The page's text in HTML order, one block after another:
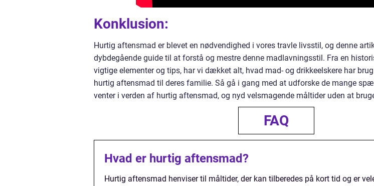
Konklusion:
Hurtig aftensmad er blevet en nødvendighed i vores travle livsstil, og denne
dybdegående guide til at forstå og mestre denne madlavningsstil. Fra en
vigtige elementer og tips, har vi dækket alt, hvad mad- og drikkeelskere har
hurtig aftensmad til deres familie. Så gå i gang med at udforske de mange
venter i verden af hurtig aftensmad, og nyd velsmagende måltider uden at
FAQ
Hvad er hurtig aftensmad?
Hurtig aftensmad henviser til måltider, der kan tilberedes på kort tid og er